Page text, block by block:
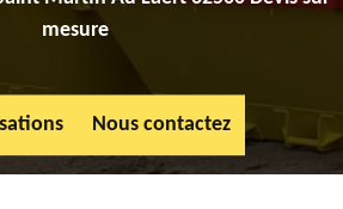
mesure
Nous contactez